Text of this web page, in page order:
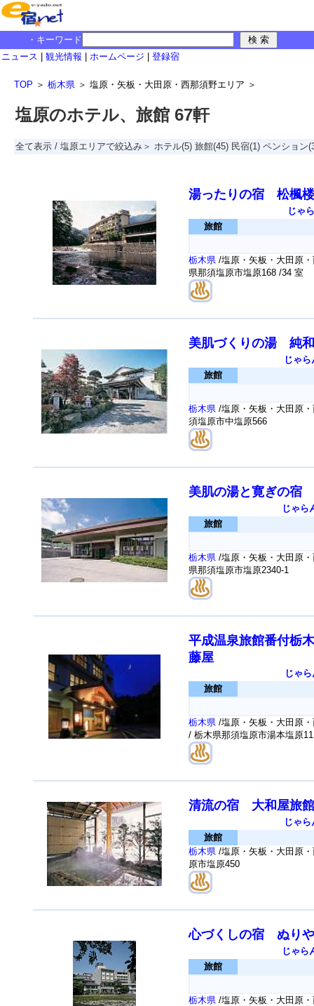
・キーワード
ニュース
観光情報 ホームページ 登録宿
TOP ＞ 栃木県 ＞ 塩原・矢板・大田原・西那須野エリア ＞
塩原のホテル、旅館 67軒
全て表示 / 塩原エリアで絞込み＞ ホテル(5) 旅館(45) 民宿(1) ペンション
湯ったりの宿 松楓
じゃ
旅館
栃木県 /塩原・矢板・大田原
県那須塩原市塩原168 /34 室
美肌づくりの湯 純
じゃら
旅館
栃木県 /塩原・矢板・大田原
須塩原市中塩原566
美肌の湯と寛ぎの宿
じゃら
旅館
栃木県 /塩原・矢板・大田原
県那須塩原市塩原2340-1
平成温泉旅館番付
藤屋
じゃ
旅館
栃木県 /塩原・矢板・大田原
/ 栃木県那須塩原市湯本塩原11
清流の宿 大和屋旅館
じゃら
旅館
栃木県 /塩原・矢板・大田原
原市塩原450
心づくしの宿 ぬりや
じゃら
旅館
栃木県 /塩原・矢板・大田原